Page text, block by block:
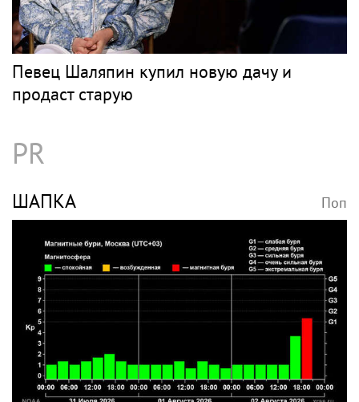
Певец Шаляпин купил новую дачу и
продаст старую
PR
ШАПКА Поп